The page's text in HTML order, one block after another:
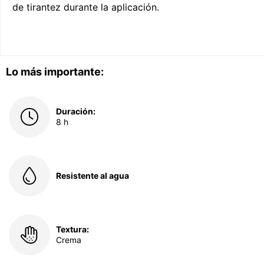
Lo más importante:
Duración:
8 h
Resistente al agua
Textura:
Crema
de tirantez durante la aplicación.